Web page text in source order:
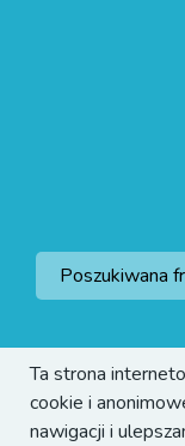
Ta strona
cookie i
nawigacji i